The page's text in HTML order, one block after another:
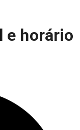
e horário